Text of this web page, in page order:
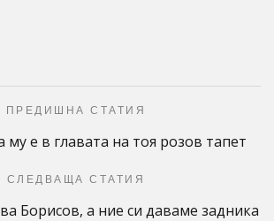
ПРЕДИШНА СТАТИЯ
е в главата на тоя розов тапет
СЛЕДВАЩА СТАТИЯ
Борисов, а ние си даваме задника